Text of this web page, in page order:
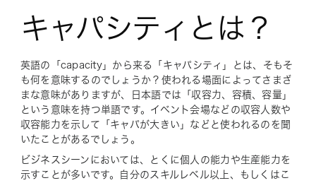
キャパシティとは？
英語の「capacity」から来る「キャパシティ」とは、そもそ
も何を意味するのでしょうか？使われる場面によってさまざ
まな意味がありますが、日本語では「収容力、容積、容量」
という意味を持つ単語です。イベント会場などの収容人数や
収容能力を示して「キャパが大きい」などと使われるのを聞
いたことがあるでしょう。
ビジネスシーンにおいては、とくに個人の能力や生産能力を
示すことが多いです。自分のスキルレベル以上、もしくはこ